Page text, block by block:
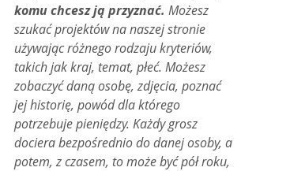
komu chcesz ją przyznać. Możesz
szukać projektów na naszej stronie
używając różnego rodzaju kryteriów,
takich jak kraj, temat, płeć. Możesz
zobaczyć daną osobę, zdjęcia, poznać
jej historię, powód dla którego
potrzebuje pieniędzy. Każdy grosz
dociera bezpośrednio do danej osoby, a
potem, z czasem, to może być pół roku,